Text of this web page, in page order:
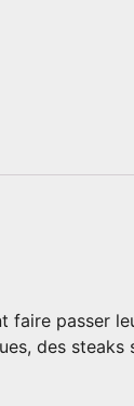
passer
des